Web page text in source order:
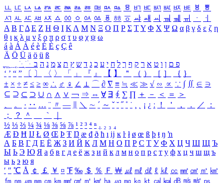
ㅥ ㅦ ㅧ ㅨ ㅩ ㅪ ㅫ ㅬ ㅭ ㅮ ㅯ ㅰ ㅱ ㅲ ㅳ ㅴ ㅵ ㅶ ㅷ ㅸ
ㅹ
ㅺ ㅻ ㅼ ㅽ ㅾ ㅿ ㆀ ㆁ ㆂ ㆃ ㆄ ㆅ ㆆ ㆇ ㆈ ㆉ ㆊ ㆋ ㆌ ㆍ
ㆎ
Α Β ΓΔ Ε Ζ Η Θ Ι ΚΛ Μ Ν Ξ Ο Π Ρ Σ ΤΥ Φ Χ Ψ Ω α β γ δ ε ζ η
θ ι κ λ μ ν ξ ο π ρ σ τ υ φ χ ψ ω
á à Á À é è É È ç Ç ê
Ä Ö Ü ä ö ü ß
ִֶֹ ֻּ ׁׂ פ ם ן ו ט א ר ק ף ך ל ח י ע כ ג ד ש ץ ת צ מ נ ה ב
‘ ’ “ ” 〔 〕 〈 〉 「 」 『 』 【 】 ＂ （ ） ［ ］ ｛ ｝
± × ÷ ≠ ≤ ≥ ∞ ∴ ♂ ♀ ∠ ⊥ ⌒ ∂ ∇ ≡ ≒ ≪ ≫ √ ∽ ∝ ∵ ∫ ∬ ∈ ∋
⊆ ⊇ ⊂ ⊃ ∪ ∩ ∧ ∨ ￢ ⇒ ⇔ ∀ ∃ ∮ ∑ ∏ ＋ － ＜ ＝
＞
、
。 · ‥ … ¨ 〃 ― ＼ ∼ ´ ～ ˇ ˘ ˝ ˚ ˙ ¸ ¡ ¿ ː ！ ＇ ， ． ／
：
；
？ ＾ ｀
½ ⅓ ⅔ ¼ ¾ ⅛ ⅜ ⅝ ⅞ ¹ ² ³ ⁴ ⁿ ₁ ₂ ₃ ₄
Æ Ð Ħ Ĳ Ł Ø Œ Þ Ŧ Ŋ æ đ ð ħ ı ĳ ĸ ŀ ł ø œ ß þ ŧ ŋ ŉ
А Б В Г Д Е Ё Ж З И Й К Л М Н О П Р С Т У Ф Х Ц Ч Ш Щ Ъ
Ы Ь Э Ю Я а б в г д е ё ж з и й к л м н о п р с т у ф х ц ч ш щ ъ
ы ь э ю я
′ ″ ℃ Å ￠ ￡ ￥ ¤ ℉ ‰ ＄ ％ Ｆ ￦ ㎕ ㎖ ㎗ ℓ ㎘ ㏄ ㎣ ㎤ ㎥ ㎦
㎙ ㎚ ㎛ ㎜ ㎝ ㎞ ㎟ ㎠ ㎡ ㎢ ㏊ ㎍ ㎎ ㎏ ㏏ ㎈ ㎉ ㏈ ㎧ ㎨ ㎰